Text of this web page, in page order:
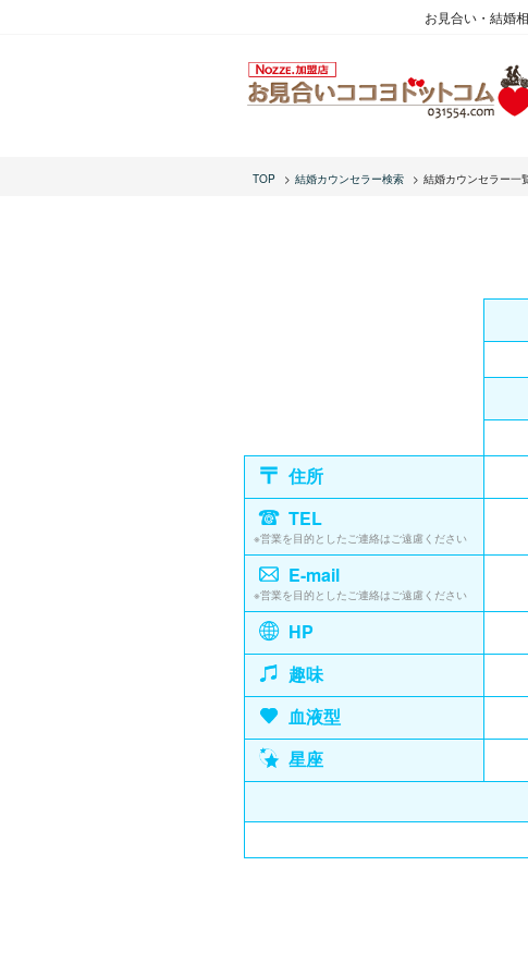
お見合い・結婚
TOP 結婚カウンセラー検索 結婚カウンセラー一
住所
TEL
※営業を目的としたご連絡はご遠慮ください
E-mail
※営業を目的としたご連絡はご遠慮ください
HP
趣味
血液型
星座